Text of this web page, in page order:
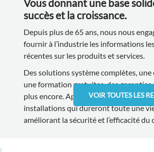
Vous donnant une base
succès et la croissance.
Depuis plus de 65 ans, nous nous
fournir à l’industrie les informations
récentes sur les produits et services.
Des solutions système complètes,
une formation gratuites, des garanties
plus encore. Apprenez comment créer
installations qui dureront toute une
améliorant la sécurité et l’efficacité du
VOIR TOUTES LES